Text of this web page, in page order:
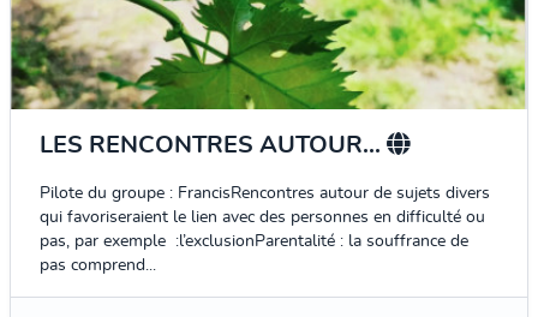
LES RENCONTRES AUTOUR...
Pilote du groupe : FrancisRencontres autour de sujets divers
qui favoriseraient le lien avec des personnes en difficulté ou
pas, par exemple :l’exclusionParentalité : la souffrance de
pas comprend...